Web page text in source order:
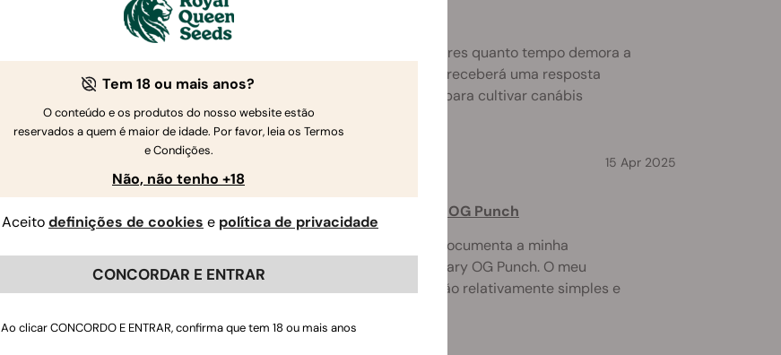
334
interior?
Se perguntar à maioria dos cultivadores quanto tempo demora a
cultivar canábis, provavelmente não receberá uma resposta
única. Isto porque o tempo que leva para cultivar canábis
depende de muitos fato ...
15 Apr 2025
Relatório de Cultivo da Legendary OG Punch
O relatório de cultivo que se segue documenta a minha
experiência com o cultivo da Legendary OG Punch. O meu
objetivo foi empregar uma preparação relativamente simples e
Tem 18 ou mais anos?
O conteúdo e os produtos do nosso website estão
reservados a quem é maior de idade. Por favor, leia os Termos
e Condições.
Não, não tenho +18
Aceitodefinições de cookies e política de privacidade
CONCORDAR E ENTRAR
Ao clicar CONCORDO E ENTRAR, confirma que tem 18 ou mais anos